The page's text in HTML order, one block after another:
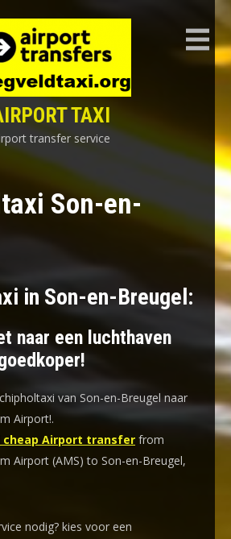
TAXI
transfer service
Son-en-
in Son-en-Breugel:
naar een luchthaven
van Son-en-Breugel naar
Airport!.
cheap Airport transfer from
Airport (AMS) to Son-en-Breugel,
nodig? kies voor een